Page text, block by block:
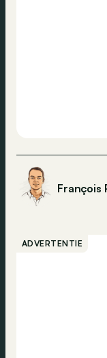
François
ADVERTENTIE